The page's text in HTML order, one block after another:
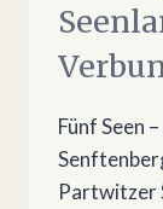
Fünf Seen
Partwitzer